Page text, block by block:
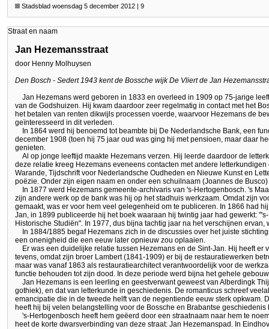
Stadsblad woensdag 5 december 2012 | 9
Straat en naam
Jan Hezemansstraat
door Henny Molhuysen
Den Bosch - Sedert 1943 kent de Bossche wijk De Vliert de Jan
Jan Hezemans werd geboren in 1833 en overleed in 1909 op 75-jarige
van de Godshuizen. Hij kwam daardoor zeer regelmatig in contact met het
het betalen van renten dikwijls processen voerde, waarvoor Hezemans de
geïnteresseerd in dit verleden.
In 1864 werd hij benoemd tot beambte bij De Nederlandsche Bank, een
december 1908 (toen hij 75 jaar oud was ging hij met pensioen, maar daar
genieten.
Al op jonge leeftijd maakte Hezemans verzen. Hij leerde daardoor de
deze relatie kreeg Hezemans eveneens contacten met andere
Warande, Tijdschrift voor Nederlandsche Oudheden en Nieuwe Kunst en
poëzie. Onder zijn eigen naam en onder een schuilnaam (Joannes de
In 1877 werd Hezemans gemeente-archivaris van 's-Hertogenbosch. 's
zijn andere werk op de bank was hij op het stadhuis werkzaam. Omdat zijn
gemaakt, was er voor hem veel gelegenheid om te publiceren. In 1866 had
Jan, in 1899 publiceerde hij het boek waaraan hij twintig jaar had gewerkt:
Historische Studiën". In 1977, dus bijna tachtig jaar na het verschijnen ervan,
In 1884/1885 begaf Hezemans zich in de discussies over het juiste
een onenigheid die een eeuw later opnieuw zou oplaaien.
Er was een duidelijke relatie tussen Hezemans en de Sint-Jan. Hij heeft er
tevens, omdat zijn broer Lambert (1841-1909) er bij de restauratiewerken
maar was vanaf 1863 als restauratiearchitect verantwoordelijk voor de
functie behouden tot zijn dood. In deze periode werd bijna het gehele
Jan Hezemans is een leerling en geestverwant geweest van Alberdingk
gothiek), en dat van letterkunde in geschiedenis. De romanticus schreef
emancipatie die in de tweede helft van de negentiende eeuw sterk opkwam.
heeft hij bij velen belangstelling voor de Bossche en Brabantse geschiedenis
's-Hertogenbosch heeft hem geëerd door een straatnaam naar hem te
heet de korte dwarsverbinding van deze straat: Jan Hezemanspad. In